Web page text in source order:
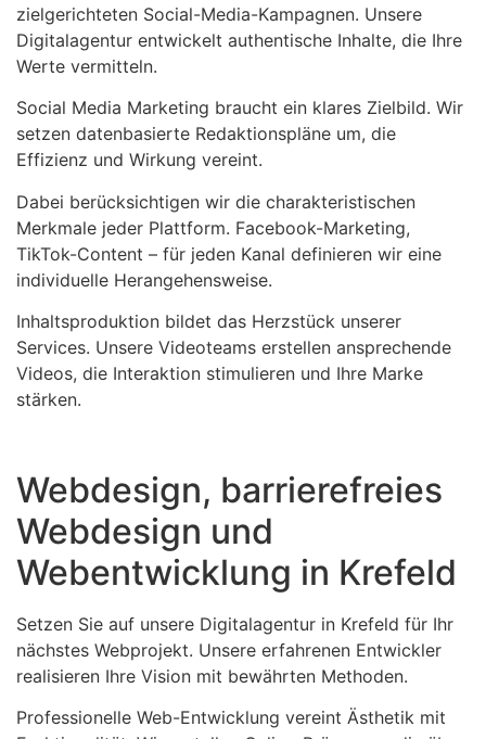
zielgerichteten Social-Media-Kampagnen. Unsere
Digitalagentur entwickelt authentische Inhalte, die Ihre
Werte vermitteln.
Social Media Marketing braucht ein klares Zielbild. Wir
setzen datenbasierte Redaktionspläne um, die
Effizienz und Wirkung vereint.
Dabei berücksichtigen wir die charakteristischen
Merkmale jeder Plattform. Facebook-Marketing,
TikTok-Content – für jeden Kanal definieren wir eine
individuelle Herangehensweise.
Inhaltsproduktion bildet das Herzstück unserer
Services. Unsere Videoteams erstellen ansprechende
Videos, die Interaktion stimulieren und Ihre Marke
stärken.
Webdesign, barrierefreies
Webdesign und
Webentwicklung in Krefeld
Setzen Sie auf unsere Digitalagentur in Krefeld für Ihr
nächstes Webprojekt. Unsere erfahrenen Entwickler
realisieren Ihre Vision mit bewährten Methoden.
Professionelle Web-Entwicklung vereint Ästhetik mit